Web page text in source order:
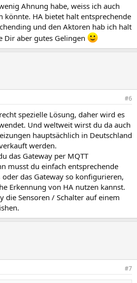
Ahnung habe, weiss ich auch
könnte. HA bietet halt entsprechende
und den Aktoren hab ich halt
Dir aber gutes Gelingen
#6
spezielle Lösung, daher wird es
Und weltweit wirst du da auch
hauptsächlich in Deutschland
werden.
das Gateway per MQTT
musst du einfach entsprechende
das Gateway so konfigurieren,
Erkennung von HA nutzen kannst.
die Sensoren / Schalter auf einem
#7